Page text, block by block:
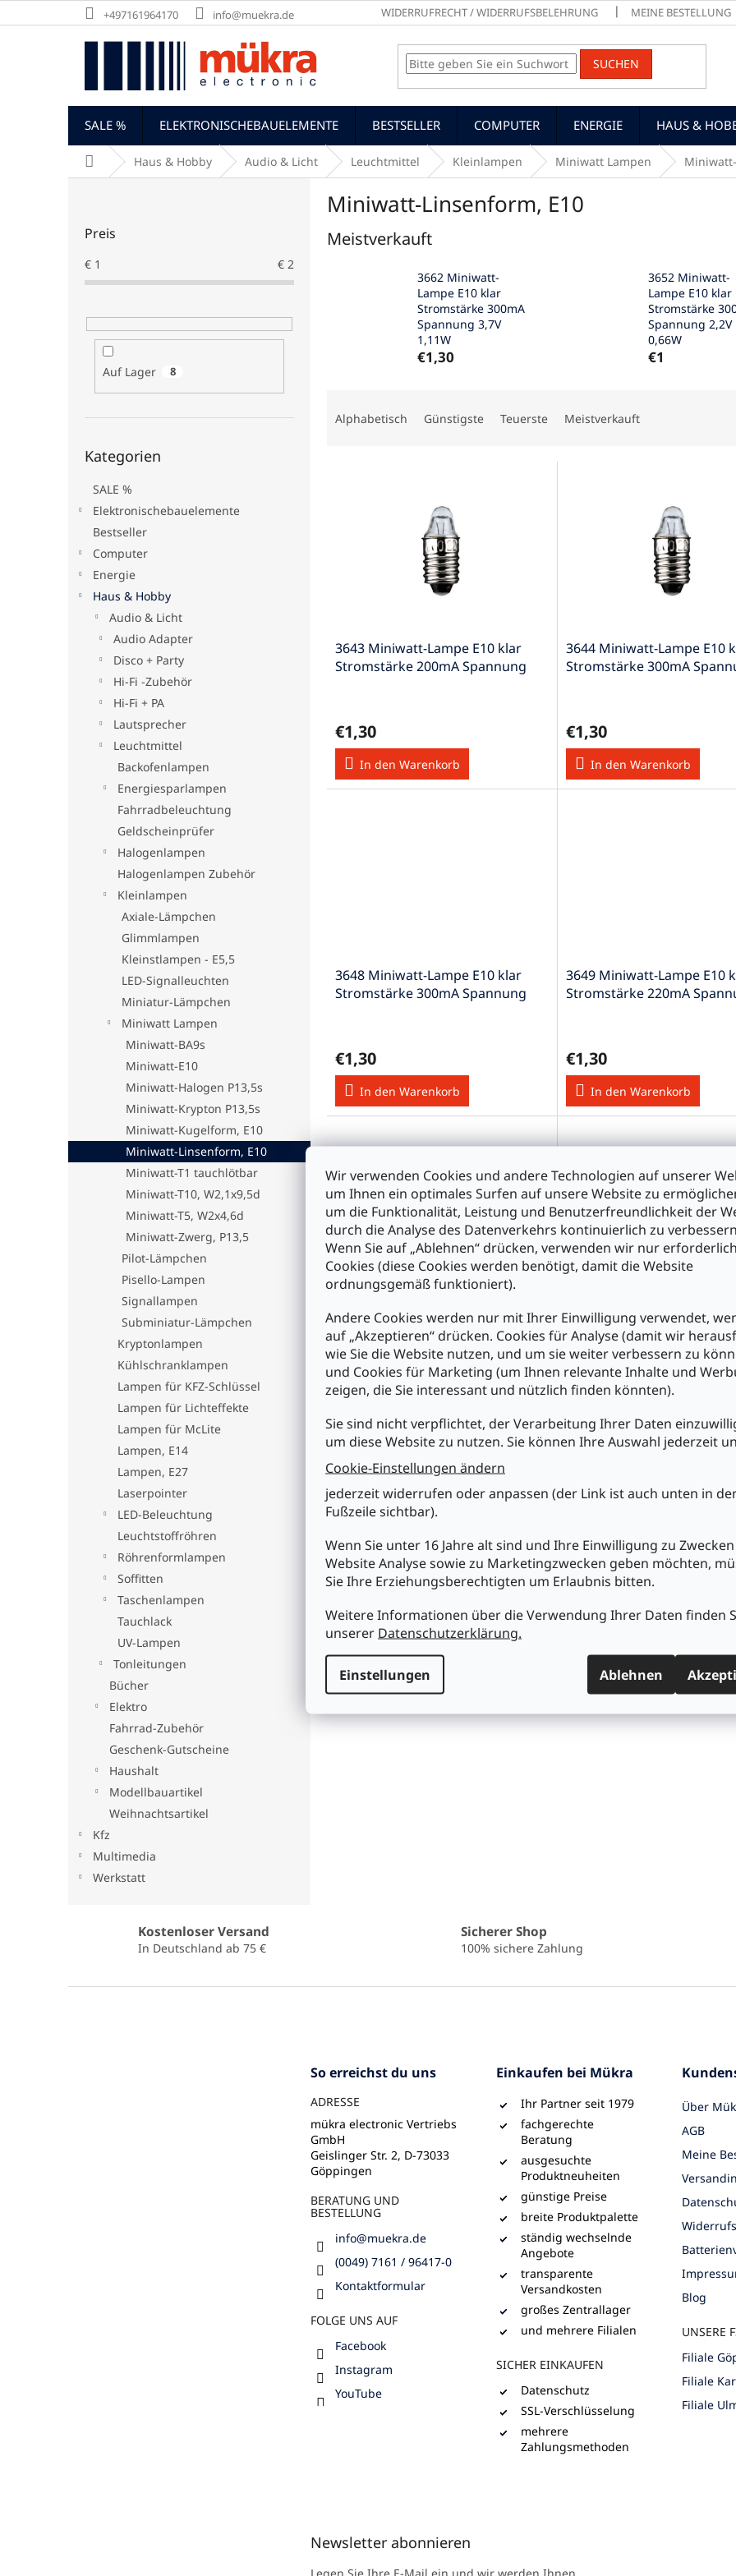
Wir verwenden Cookies und andere Technologien auf unserer
um Ihnen ein optimales Surfen auf unsere Website zu
um die Funktionalität, Leistung und Benutzerfreundlichkeit der
durch die Analyse des Datenverkehrs kontinuierlich zu
Wenn Sie auf „Ablehnen“ drücken, verwenden wir nur
Cookies (diese Cookies werden benötigt, damit die Website
ordnungsgemäß funktioniert).
Andere Cookies werden nur mit Ihrer Einwilligung verwendet,
auf „Akzeptieren“ drücken. Cookies für Analyse (damit wir
wie Sie die Website nutzen, und um sie weiter verbessern zu
und Cookies für Marketing (um Ihnen relevante Inhalte und
zeigen, die Sie interessant und nützlich finden könnten).
Sie sind nicht verpflichtet, der Verarbeitung Ihrer Daten
um diese Website zu nutzen. Sie können Ihre Auswahl jederzeit
Cookie-Einstellungen ändern
jederzeit widerrufen oder anpassen (der Link ist auch unten in
Fußzeile sichtbar).
Wenn Sie unter 16 Jahre alt sind und Ihre Einwilligung zu
Website Analyse sowie zu Marketingzwecken geben möchten,
Sie Ihre Erziehungsberechtigten um Erlaubnis bitten.
Weitere Informationen über die Verwendung Ihrer Daten finden
unserer Datenschutzerklärung.
Einstellungen Ablehnen
Inhalt
+497161964170 info@muekra.de WIDERRUFRECHT / WIDERRUFSBELEHRUNG MEINE BESTELLUNG
SUCHEN
SALE % ELEKTRONISCHEBAUELEMENTE BESTSELLER COMPUTER ENERGIE HAUS &
StartseiteHaus & Hobby Audio & Licht Leuchtmittel Kleinlampen Miniwatt Lampen
Preis
€ 1 € 2
Auf Lager 8
überspringen
Kategorien
SALE %
Elektronischebauelemente
Bestseller
Computer
Energie
Haus & Hobby
Audio & Licht
Audio Adapter
Disco + Party
Hi-Fi -Zubehör
Hi-Fi + PA
Lautsprecher
Leuchtmittel
Backofenlampen
Energiesparlampen
Fahrradbeleuchtung
Geldscheinprüfer
Halogenlampen
Halogenlampen Zubehör
Kleinlampen
Axiale-Lämpchen
Glimmlampen
Kleinstlampen - E5,5
LED-Signalleuchten
Miniatur-Lämpchen
Miniwatt Lampen
Miniwatt-BA9s
Miniwatt-E10
Miniwatt-Halogen P13,5s
Miniwatt-Krypton P13,5s
Miniwatt-Kugelform, E10
Miniwatt-Linsenform, E10
Miniwatt-T1 tauchlötbar
Miniwatt-T10, W2,1x9,5d
Miniwatt-T5, W2x4,6d
Miniwatt-Zwerg, P13,5
Pilot-Lämpchen
Pisello-Lampen
Signallampen
Subminiatur-Lämpchen
Kryptonlampen
Kühlschranklampen
Lampen für KFZ-Schlüssel
Lampen für Lichteffekte
Lampen für McLite
Lampen, E14
Lampen, E27
Laserpointer
LED-Beleuchtung
Leuchtstoffröhren
Röhrenformlampen
Soffitten
Taschenlampen
Tauchlack
UV-Lampen
Tonleitungen
Bücher
Elektro
Fahrrad-Zubehör
Geschenk-Gutscheine
Haushalt
Modellbauartikel
Weihnachtsartikel
Kfz
Multimedia
Werkstatt
Miniwatt-Linsenform, E10
Meistverkauft
3662 Miniwatt-
Lampe E10 klar
Stromstärke 300mA
Spannung 3,7V
1,11W
€1,30
3652 Miniwatt-
Lampe E10 klar
Stromstärke
Spannung 2,2V
0,66W
€1
u
n
Alphabetisch Günstigste Teuerste Meistverkauft
o
d
3643 Miniwatt-Lampe E10 klar
Stromstärke 200mA Spannung
€1,30
In den Warenkorb
3644 Miniwatt-Lampe E10
Stromstärke 300mA
€1,30
In den Warenkorb
3648 Miniwatt-Lampe E10 klar
Stromstärke 300mA Spannung
€1,30
In den Warenkorb
3649 Miniwatt-Lampe E10
Stromstärke 220mA
€1,30
In den Warenkorb
Stromstärke 300mA Spannung
2,2V 0,66W
€1
In den Warenkorb
Stromstärke 300mA
3,7V 1,11W
€1,30
In den Warenkorb
e
r
e
l
e
t
e
r
Kostenloser Versand
In Deutschland ab 75 €
Sicherer Shop
100% sichere Zahlung
So erreichst du uns
ADRESSE
mükra electronic Vertriebs
GmbH
Geislinger Str. 2, D-73033
Göppingen
BERATUNG UND
BESTELLUNG
info@muekra.de
(0049) 7161 / 96417-0
Kontaktformular
FOLGE UNS AUF
Facebook
Instagram
YouTube
Einkaufen bei Mükra
Ihr Partner seit 1979
fachgerechte
Beratung
ausgesuchte
Produktneuheiten
günstige Preise
breite Produktpalette
ständig wechselnde
Angebote
transparente
Versandkosten
großes Zentrallager
und mehrere Filialen
SICHER EINKAUFEN
Datenschutz
SSL-Verschlüsselung
mehrere
Zahlungsmethoden
Über
AGB
Meine
Blog
UNSERE
Filiale
Filiale
Filiale
Newsletter abonnieren